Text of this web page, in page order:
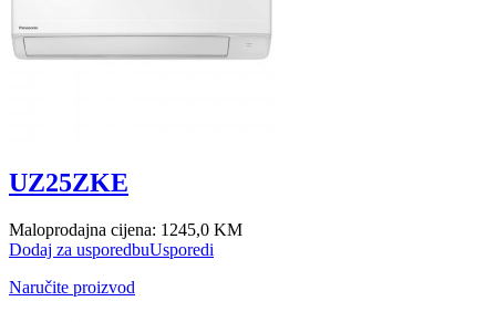
UZ25ZKE
Maloprodajna cijena: 1245,0 KM
Dodaj za usporedbuUsporedi
Naručite proizvod